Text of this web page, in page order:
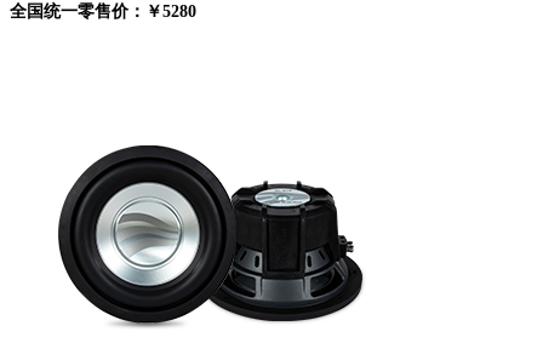
全国统一零售价：￥5280